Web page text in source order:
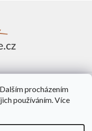
procházením
používáním. Více